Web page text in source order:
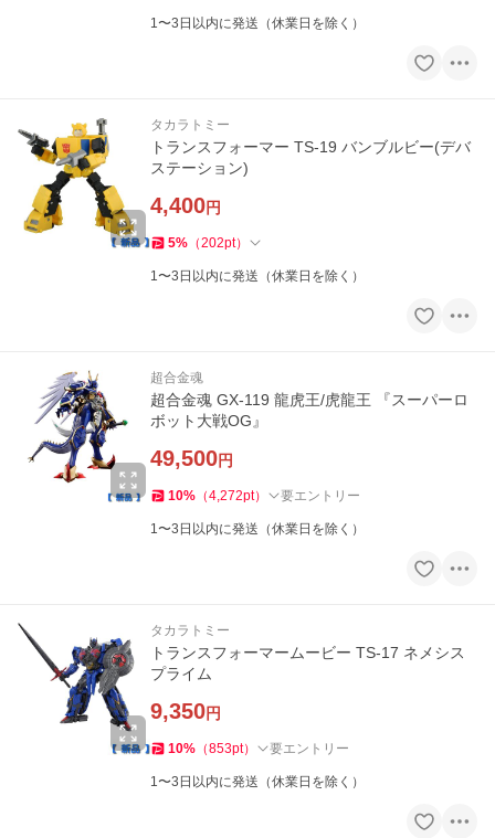
1〜3日以内に発送（休業日を除く）
タカラトミー
トランスフォーマー TS-19 バンブルビー(デバ
ステーション)
4,400円
5% （202pt）
1〜3日以内に発送（休業日を除く）
超合金魂
超合金魂 GX-119 龍虎王/虎龍王 『スーパーロ
ボット大戦OG』
49,500円
10% （4,272pt） 要エントリー
1〜3日以内に発送（休業日を除く）
タカラトミー
トランスフォーマームービー TS-17 ネメシス
プライム
9,350円
10% （853pt） 要エントリー
1〜3日以内に発送（休業日を除く）